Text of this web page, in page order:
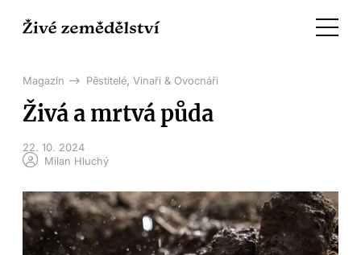
Magazín Pěstitelé, Vinaři & Ovocnáři
Živá a mrtvá půda
22. 10. 2024
Milan Hluchý